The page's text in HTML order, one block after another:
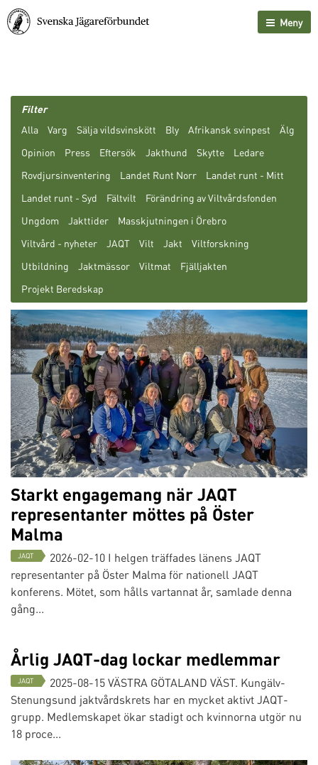
Meny
Filter
Alla
Varg Sälja vildsvinskött Bly Afrikansk svinpest
Älg
Opinion
Press Eftersök Jakthund Skytte
Ledare
Rovdjursinventering
Landet Runt Norr
Landet runt - Mitt
Landet runt - Syd
Fältvilt
Förändring av Viltvårdsfonden
Ungdom
Jakttider
Masskjutningen i Örebro
Viltvård - nyheter
JAQT Vilt Jakt
Viltforskning
Utbildning
Jaktmässor Viltmat
Fjälljakten
Projekt Beredskap
Starkt engagemang när JAQT
representanter möttes på Öster
Malma
JAQT 2026-02-10 I helgen träffades länens JAQT
representanter på Öster Malma för nationell JAQT
konferens. Mötet, som hålls vartannat år, samlade denna
gång...
Årlig JAQT-dag lockar medlemmar
JAQT 2025-08-15VÄSTRA GÖTALAND VÄST. Kungälv-
Stenungsund jaktvårdskrets har en mycket aktivt JAQT-
grupp. Medlemskapet ökar stadigt och kvinnorna utgör nu
18 proce...